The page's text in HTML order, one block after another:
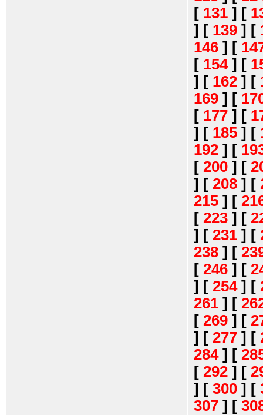
[ 131 ] [
] [ 139 ] [
146 ] [
[ 154] [
] [ 162 ] [
169 ] [
[ 177 ] [
] [ 185 ] [
192 ] [
[ 200 ] [
] [ 208 ] [
215 ] [
[ 223 ] [
] [ 231 ] [
238 ] [
[ 246 ] [
] [ 254] [
261 ] [
[ 269 ] [
] [ 277 ] [
284] [
[ 292 ] [
] [ 300 ] [
307 ] [